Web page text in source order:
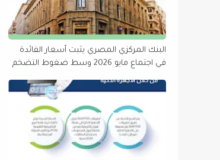
البنك المركزي المصري يثبت أسعار الفائدة
في اجتماع مايو 2026 وسط ضغوط التضخم